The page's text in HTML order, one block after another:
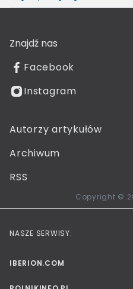
Znajdź nas
Facebook
Instagram
Autorzy artykułów
Archiwum
RSS
Copyright ©
NASZE SERWISY:
IBERION.COM